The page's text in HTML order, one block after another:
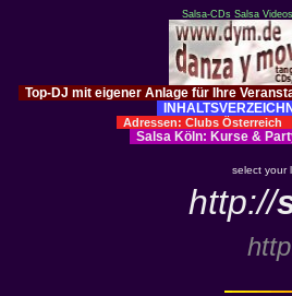
Salsa-CDs Salsa
Top-DJ mit eigener Anlage für Ihre
Adressen: Clubs Österreich
Salsa Köln: Kurse&
select your
http://
http